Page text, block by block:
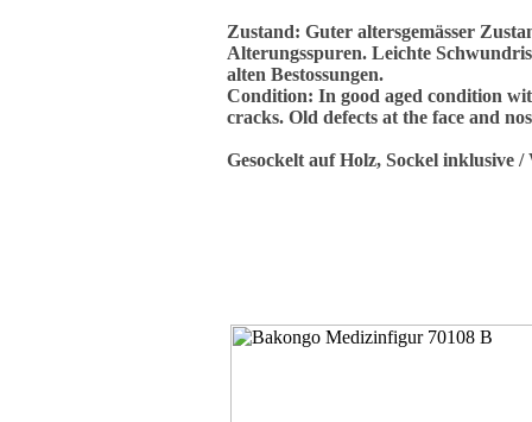
Zustand: Guter altersgemässer
Alterungsspuren. Leichte
alten Bestossungen.
Condition: In good aged condition
cracks. Old defects at the face and
Gesockelt auf Holz, Sockel inklusive